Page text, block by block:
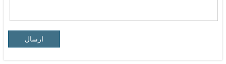
ارسال